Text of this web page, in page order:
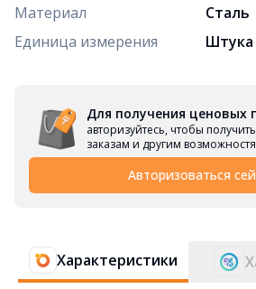
Материал
Сталь
Единица измерения
Штука
Для получения ценовых
авторизуйтесь, чтобы
заказам и другим
Авторизоваться
Характеристики